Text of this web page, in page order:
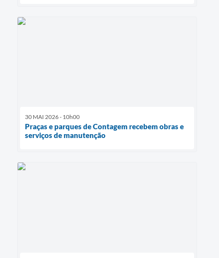
30 MAI 2026 - 10h00
Praças e parques de Contagem recebem obras e
serviços de manutenção